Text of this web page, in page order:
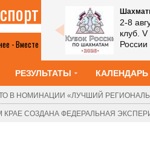
- Вместе
шахматный
Этап Кубка
РЕЗУЛЬТАТЫ КАЛЕНДАРЬ
В НОМИНАЦИИ «ЛУЧШИЙ
КРАЕ СОЗДАНА ФЕДЕРАЛЬНАЯ